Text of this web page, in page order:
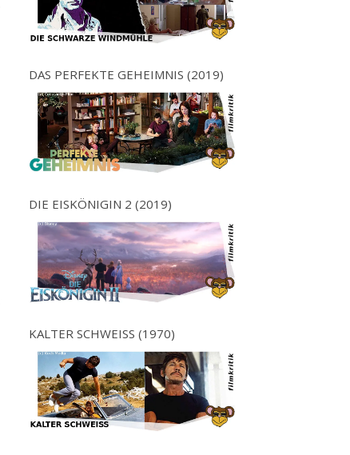
DAS PERFEKTE GEHEIMNIS (2019)
DIE EISKÖNIGIN 2 (2019)
KALTER SCHWEISS (1970)